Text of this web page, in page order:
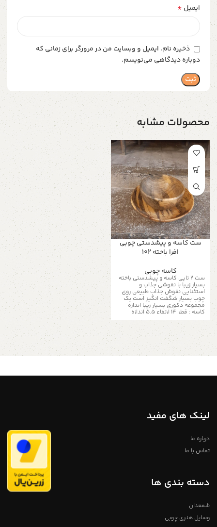
ایمیل *
ذخیره نام، ایمیل و وبسایت من در مرورگر برای زمانی که
دوباره دیدگاهی می‌نویسم.
محصولات مشابه
ست کاسه و پیشدستی چوبی
افرا باخته ۱۰۲
کاسه چوبی
ست ۲ تایی کاسه و پیشدستی باخته
بسیار زیبا با نقوشی جذاب و
استثنایی نقوش جذاب طبیعی روی
چوب بسیار شگفت انگیز است یک
مجموعه دکوری بسیار زیبا اندازه
کاسه : قطر ۱۴ ارتفاع ۵.۵ اندازه
پیشدستی : قطر ۱۸ ارتفاع ۴
لینک های مفید
درباره ما
تماس با ما
دسته بندی ها
شمعدان
وسایل هنری چوبی